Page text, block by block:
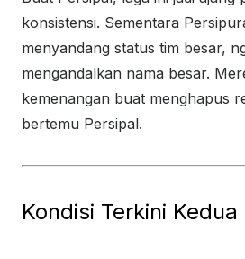
konsistensi. Sementara
menyandang status tim besar,
mengandalkan nama besar.
kemenangan buat menghapus
bertemu Persipal.
Kondisi Terkini Kedua